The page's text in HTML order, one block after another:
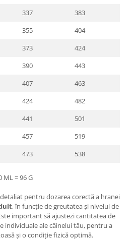
337
383
355
404
373
424
390
443
407
463
424
482
441
501
457
519
473 538
ML = 96 G
pentru dozarea corectă a hranei
, în funcție de greutatea și nivelul de
important să ajustezi cantitatea de
individuale ale câinelui tău, pentru a
și o condiție fizică optimă.